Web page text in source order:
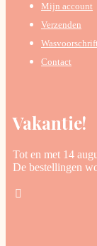
Mijn account
Verzenden
Contact
Vakantie!
Tot en met 14
De bestellingen